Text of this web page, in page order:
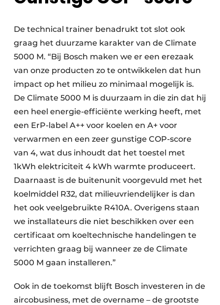
De technical trainer benadrukt tot slot ook
graag het duurzame karakter van de Climate
5000 M. “Bij Bosch maken we er een erezaak
van onze producten zo te ontwikkelen dat hun
impact op het milieu zo minimaal mogelijk is.
De Climate 5000 M is duurzaam in die zin dat hij
een heel energie-efficiënte werking heeft, met
een ErP-label A++ voor koelen en A+ voor
verwarmen en een zeer gunstige COP-score
van 4, wat dus inhoudt dat het toestel met
1kWh elektriciteit 4 kWh warmte produceert.
Daarnaast is de buitenunit voorgevuld met het
koelmiddel R32, dat milieuvriendelijker is dan
het ook veelgebruikte R410A. Overigens staan
we installateurs die niet beschikken over een
certificaat om koeltechnische handelingen te
verrichten graag bij wanneer ze de Climate
5000 M gaan installeren.”
Ook in de toekomst blijft Bosch investeren in de
aircobusiness, met de overname – de grootste